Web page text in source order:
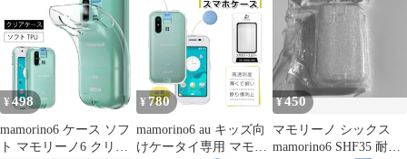
¥498
mamorino6 ケース ソフ
ト マモリーノ6 クリア
¥ 780
mamorino6 au キッズ向
けケータイ専用 マモリ
¥450
マモリーノ シックス
mamorino6 SHF35 耐衝